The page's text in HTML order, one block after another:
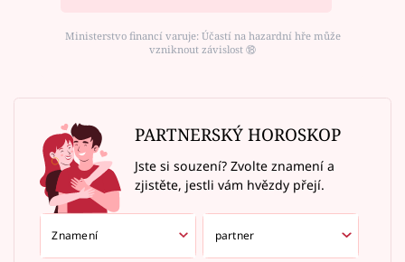
Ministerstvo financí varuje: Účastí na hazardní hře může
vzniknout závislost ⑱
PARTNERSKÝ HOROSKOP
Jste si souzení? Zvolte znamení a
zjistěte, jestli vám hvězdy přejí.